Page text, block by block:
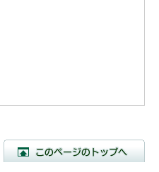
前のページに戻る